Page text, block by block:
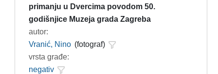
primanju u Dvercima povodom 50.
godišnjice Muzeja grada Zagreba
autor:
Vranić, Nino (fotograf)
vrsta građe:
negativ